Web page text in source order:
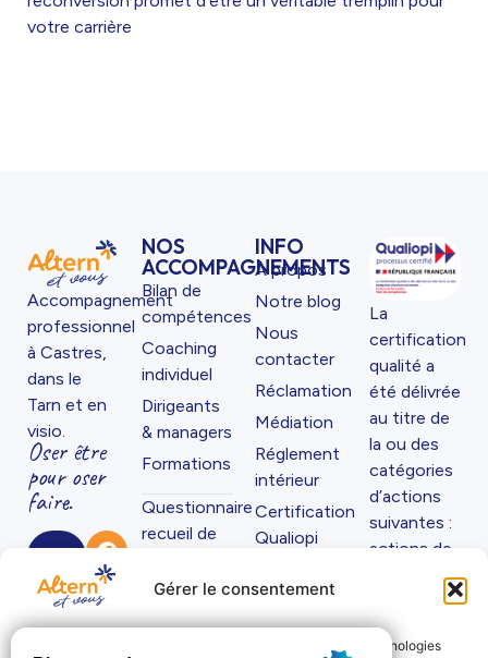
Gérer le consentement
Pour offrir les meilleures expériences, nous utilisons des technologies
votre carrière
Accompagnement
professionnel
à Castres,
dans le
Tarn et en
visio.
Oser être
pour oser
faire.
0
6
8
8
NOS
ACCOMPAGNEMENTS
Bilan de
compétences
Coaching
individuel
Dirigeants
& managers
Formations
Questionnaire
recueil de
INFO
À propos
Notre blog
Nous
contacter
Réclamation
Médiation
Réglement
intérieur
Certification
Qualiopi
Code de
Déontologie
La
certification
qualité a
été délivrée
au titre de
la ou des
catégories
d’actions
suivantes :
actions de
formation
et bilans de
compétences.